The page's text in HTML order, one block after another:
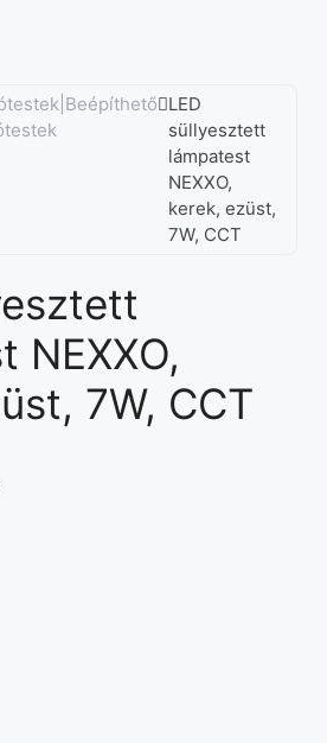
LED
süllyesztett
lámpatest
NEXXO,
kerek, ezüst,
7W, CCT
NEXXO,
7W, CCT